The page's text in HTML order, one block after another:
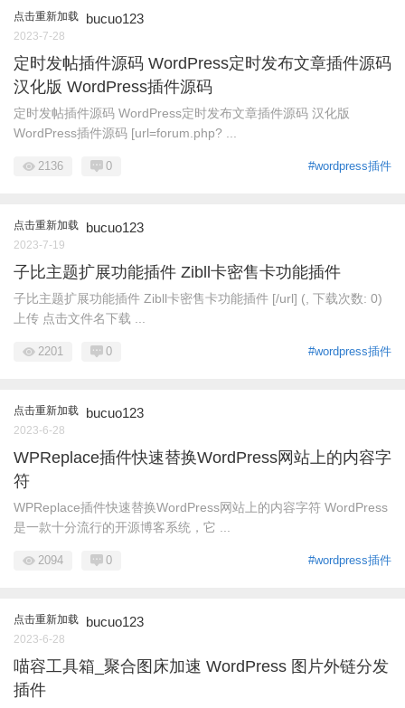
点击重新加载 bucuo123
2023-7-28
定时发帖插件源码 WordPress定时发布文章插件源码
汉化版 WordPress插件源码
定时发帖插件源码 WordPress定时发布文章插件源码 汉化版
WordPress插件源码 [url=forum.php? ...
#wordpress插件
2136 0
点击重新加载 bucuo123
2023-7-19
子比主题扩展功能插件 Zibll卡密售卡功能插件
子比主题扩展功能插件 Zibll卡密售卡功能插件 [/url] (, 下载次数: 0)
上传 点击文件名下载 ...
#wordpress插件
2201 0
点击重新加载 bucuo123
2023-6-28
WPReplace插件快速替换WordPress网站上的内容字
符
WPReplace插件快速替换WordPress网站上的内容字符 WordPress
是一款十分流行的开源博客系统，它 ...
#wordpress插件
2094 0
点击重新加载 bucuo123
2023-6-28
喵容工具箱_聚合图床加速 WordPress 图片外链分发
插件